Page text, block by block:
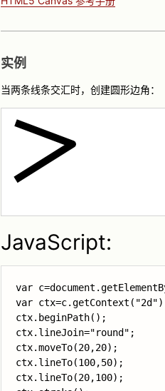
实例
当两条线条交汇时，创建圆形边角：
JavaScript:
var
var
ctx.lineJoin="round";
ctx.moveTo(20,20);
ctx.lineTo(100,50);
ctx.lineTo(20,100);